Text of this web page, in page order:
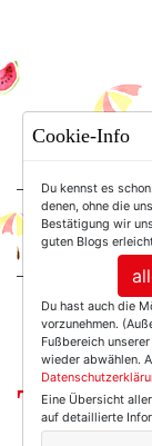
Tag:
Cookie-Info
Du kennst es
denen, ohne die
Bestätigung wir
guten Blogs
Du hast auch die
vorzunehmen.
Fußbereich
wieder abwählen.
Eine Übersicht
auf detaillierte